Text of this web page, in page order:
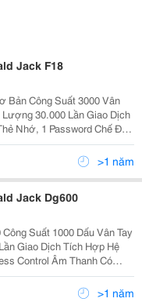
Jack F18
Vân
>1 năm
Jack Dg600
Âm Thanh Có
>1 năm